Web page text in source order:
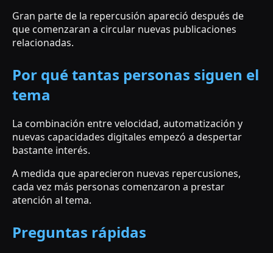
Gran parte de la repercusión apareció después de
que comenzaran a circular nuevas publicaciones
relacionadas.
Por qué tantas personas siguen el
tema
La combinación entre velocidad, automatización y
nuevas capacidades digitales empezó a despertar
bastante interés.
A medida que aparecieron nuevas repercusiones,
cada vez más personas comenzaron a prestar
atención al tema.
Preguntas rápidas